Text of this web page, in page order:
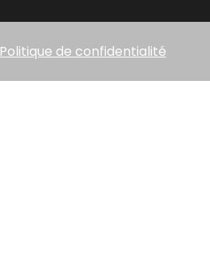
Politique de confidentialité